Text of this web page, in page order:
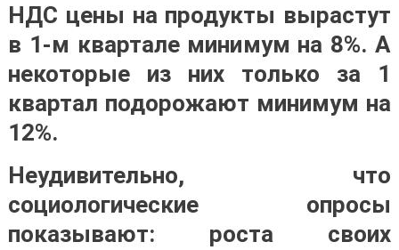
НДС цены на продукты вырастут
в 1-м квартале минимум на 8%. А
некоторые из них только за 1
квартал подорожают минимум на
12%.
Неудивительно, что
социологические опросы
показывают: роста своих